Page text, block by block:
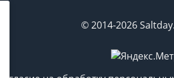
© 2014-2026